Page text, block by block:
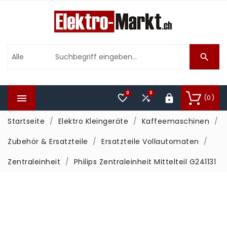

 (0)

0
0
Startseite Elektro Kleingeräte
Kaffeemaschinen
Zubehör & Ersatzteile
Ersatzteile Vollautomaten
Zentraleinheit
Philips Zentraleinheit Mittelteil G241131